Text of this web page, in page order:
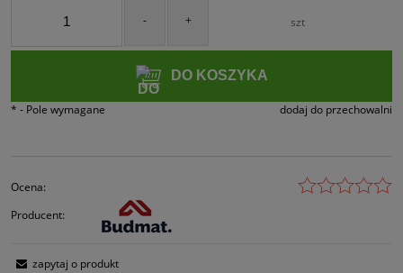
- + szt
DO KOSZYKA
dodaj do przechowalni
* - Pole wymagane
Ocena:
Producent:
zapytaj o produkt